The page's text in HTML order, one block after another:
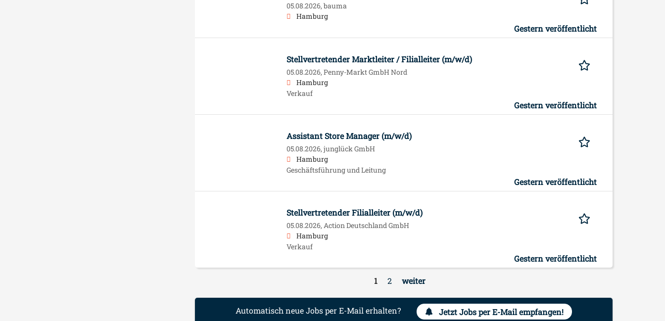
05.08.2026, bauma
Hamburg
Gestern veröffentlicht
Stellvertretender Marktleiter / Filialleiter (m/w/d)
05.08.2026, Penny-Markt GmbH Nord
Hamburg
Verkauf
Gestern veröffentlicht
Assistant Store Manager (m/w/d)
05.08.2026, junglück GmbH
Hamburg
Geschäftsführung und Leitung
Gestern veröffentlicht
Stellvertretender Filialleiter (m/w/d)
05.08.2026, Action Deutschland GmbH
Hamburg
Verkauf
Gestern veröffentlicht
1 2 weiter
Automatisch neue Jobs per E-Mail erhalten? Jetzt Jobs per E-Mail empfangen!